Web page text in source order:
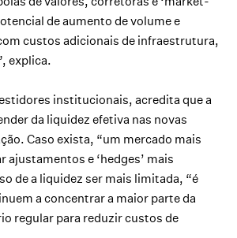
de aumento de volume e
custos adicionais de infraestrutura,
explica.
institucionais, acredita que a
da liquidez efetiva nas novas
Caso exista, “um mercado mais
ajustamentos e ‘hedges’ mais
de a liquidez ser mais limitada, “é
a concentrar a maior parte da
regular para reduzir custos de